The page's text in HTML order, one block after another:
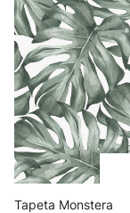
Tapeta Monstera